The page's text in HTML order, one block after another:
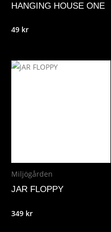
HANGING HOUSE ONE
49 kr
Miljögården
JAR FLOPPY
349 kr